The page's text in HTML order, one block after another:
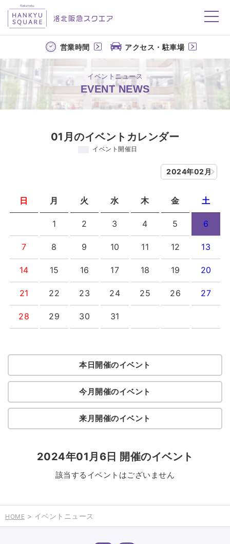
洛北阪急スクエア
営業時間 アクセス・駐車場
イベントニュース
EVENT NEWS
01月のイベントカレンダー
イベント開催日
2024年02月
日 月 火 水 木 金 土
1 2 3 4 5 6
7 8 9 10 11 12 13
14 15 16 17 18 19 20
21 22 23 24 25 26 27
28 29 30 31
本日開催のイベント
今月開催のイベント
来月開催のイベント
2024年01月6日 開催のイベント
該当するイベントはございません
HOME > イベントニュース